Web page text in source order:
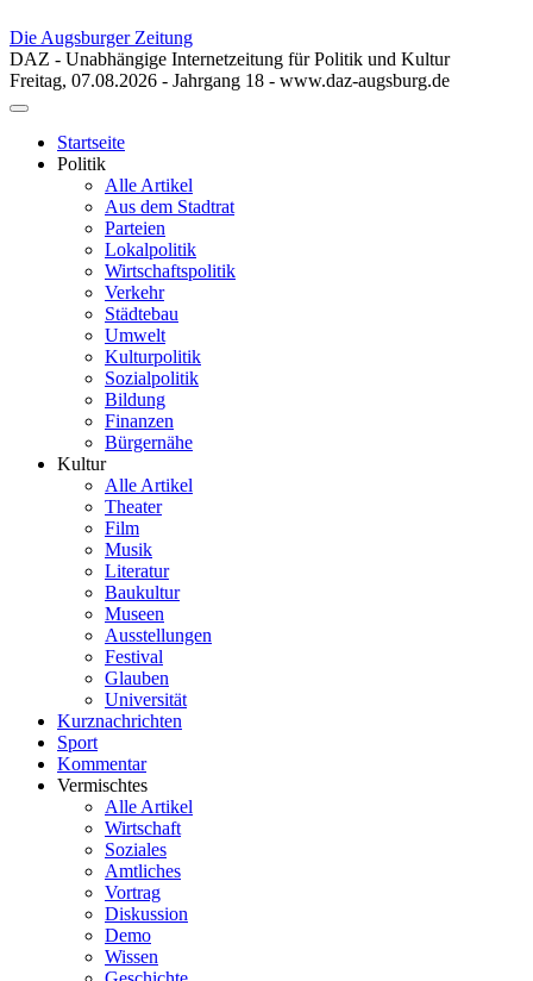
Die Augsburger Zeitung
DAZ - Unabhängige Internetzeitung für Politik und Kultur
Freitag, 07.08.2026 - Jahrgang 18 - www.daz-augsburg.de
Toggle
navigationStartseite
Politik
Alle Artikel
Aus dem Stadtrat
Parteien
Lokalpolitik
Wirtschaftspolitik
Verkehr
Städtebau
Umwelt
Kulturpolitik
Sozialpolitik
Bildung
Finanzen
Bürgernähe
Kultur
Alle Artikel
Theater
Film
Musik
Literatur
Baukultur
Museen
Ausstellungen
Festival
Glauben
Universität
Kurznachrichten
Sport
Kommentar
Vermischtes
Alle Artikel
Wirtschaft
Soziales
Amtliches
Vortrag
Diskussion
Demo
Wissen